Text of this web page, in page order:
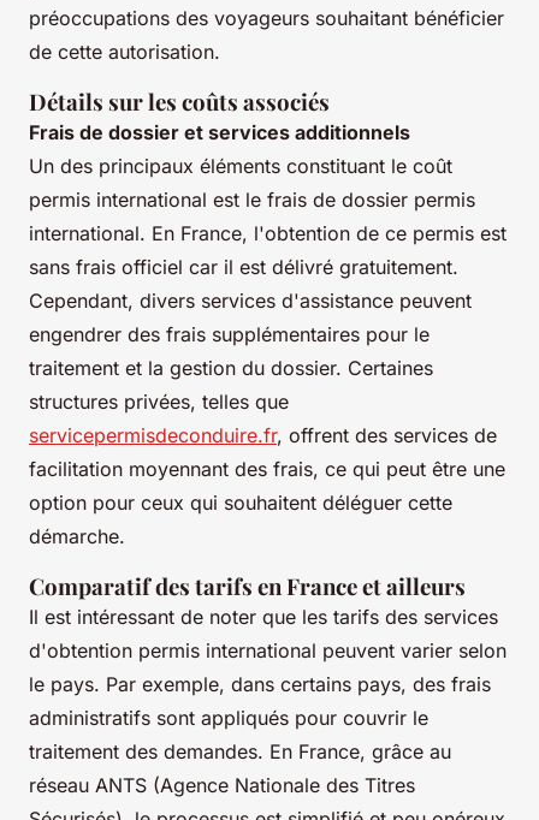
préoccupations des voyageurs souhaitant bénéficier
de cette autorisation.
Détails sur les coûts associés
Frais de dossier et services additionnels
Un des principaux éléments constituant le coût
permis international est le frais de dossier permis
international. En France, l'obtention de ce permis est
sans frais officiel car il est délivré gratuitement.
Cependant, divers services d'assistance peuvent
engendrer des frais supplémentaires pour le
traitement et la gestion du dossier. Certaines
structures privées, telles que
servicepermisdeconduire.fr, offrent des services de
facilitation moyennant des frais, ce qui peut être une
option pour ceux qui souhaitent déléguer cette
démarche.
Comparatif des tarifs en France et ailleurs
Il est intéressant de noter que les tarifs des services
d'obtention permis international peuvent varier selon
le pays. Par exemple, dans certains pays, des frais
administratifs sont appliqués pour couvrir le
traitement des demandes. En France, grâce au
réseau ANTS (Agence Nationale des Titres